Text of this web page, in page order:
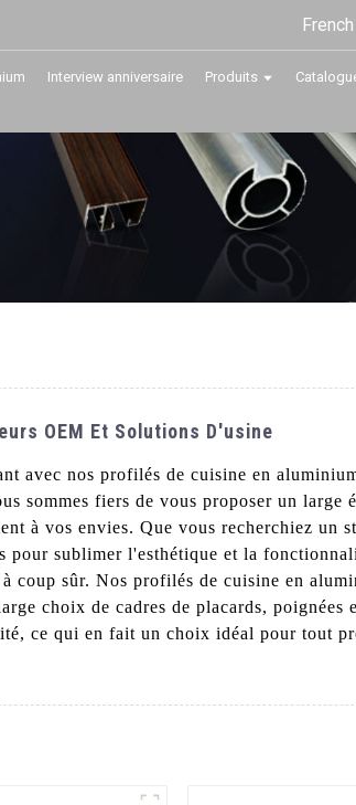
French
Interview anniversaire Produits
OEM Et Solutions D'usine
avec nos profilés de cuisine en
sommes fiers de vous proposer un large
à vos envies. Que vous recherchiez un
pour sublimer l'esthétique et la
coup sûr. Nos profilés de cuisine en
choix de cadres de placards, poignées
ce qui en fait un choix idéal pour tout